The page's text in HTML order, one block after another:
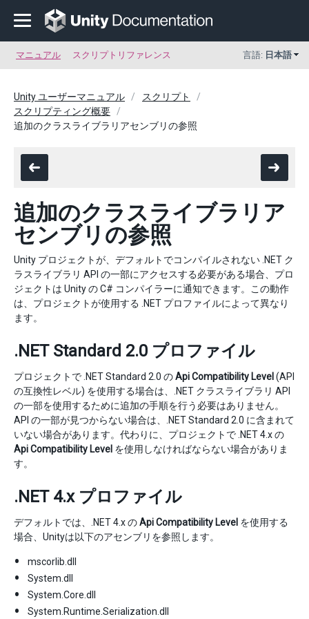
マニュアル スクリプトリファレンス 言語: 日本語
Unity ユーザーマニュアル
スクリプト
スクリプティング概要
追加のクラスライブラリアセンブリの参照
追加のクラスライブラリア
センブリの参照
Unity プロジェクトが、デフォルトでコンパイルされない .NET ク
ラスライブラリ API の一部にアクセスする必要がある場合、プロ
ジェクトは Unity の C# コンパイラーに通知できます。この動作
は、プロジェクトが使用する .NET プロファイルによって異なり
ます。
.NET Standard 2.0 プロファイル
プロジェクトで .NET Standard 2.0 のApi Compatibility Level (API
の互換性レベル) を使用する場合は、.NET クラスライブラリ API
の一部を使用するために追加の手順を行う必要はありません。
API の一部が見つからない場合は、.NET Standard 2.0 に含まれて
いない場合があります。代わりに、プロジェクトで .NET 4.x の
Api Compatibility Level を使用しなければならない場合がありま
す。
.NET 4.x プロファイル
デフォルトでは、.NET 4.x のApi Compatibility Level を使用する
場合、Unityは以下のアセンブリを参照します。
mscorlib.dll
System.dll
System.Core.dll
System.Runtime.Serialization.dll